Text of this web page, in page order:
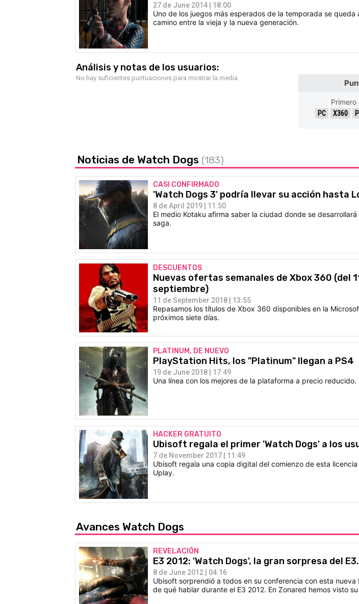
27 de June 2014 | 18:00
Uno de los juegos más esperados de la temporada se queda
camino entre la vieja y la nueva generación.
Análisis y notas de los usuarios:
No hay suficientes puntuaciones para mostrar la media
Primero
PC X360
Noticias de Watch Dogs (183)
CASI CONFIRMADO
'Watch Dogs 3' podría llevar su acción hasta
8 de April 2019 | 11:50
El medio Kotaku afirma saber la ciudad donde se
saga.
DESCUENTOS
Nuevas ofertas semanales de Xbox 360 (del
septiembre)
11 de September 2018 | 13:55
Repasamos los títulos de Xbox 360 disponibles en la
próximos siete días.
PLATINUM, DE NUEVO
PlayStation Hits, los "Platinum" llegan a PS4
19 de June 2018 | 17:49
Una línea con los mejores de la plataforma a precio reducido.
HACKER GRATUITO
Ubisoft regala el primer 'Watch Dogs' a los
7 de November 2017 | 11:49
Ubisoft regala una copia digital del comienzo de esta
Uplay.
Avances Watch Dogs
REVELACIÓN
E3 2012: 'Watch Dogs', la gran sorpresa del
8 de June 2012 | 04:16
Ubisoft sorprendió a todos en su conferencia con esta nueva
de qué hablar durante el E3 2012. En Zonared hemos visto